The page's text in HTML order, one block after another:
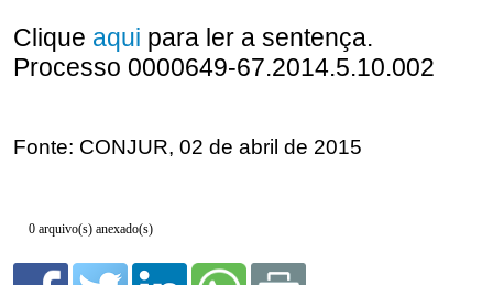
0 arquivo(s) anexado(s)